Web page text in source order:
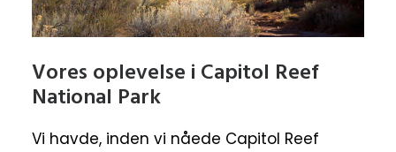
Vores oplevelse i Capitol Reef
National Park
Vi havde, inden vi nåede Capitol Reef